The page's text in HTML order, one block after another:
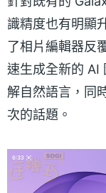
識精度也有明顯
了相片編輯器反
速生成全新的 AI
解自然語言，同
次的話題。